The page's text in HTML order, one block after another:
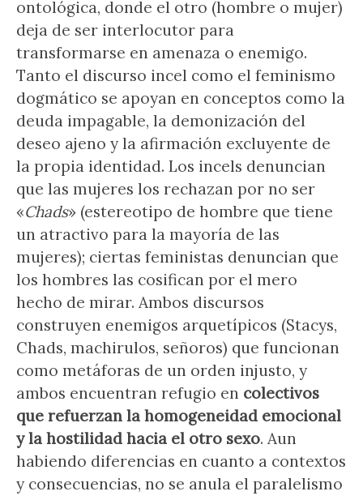
ontológica, donde el otro (hombre o mujer)
deja de ser interlocutor para
transformarse en amenaza o enemigo.
Tanto el discurso incel como el feminismo
dogmático se apoyan en conceptos como la
deuda impagable, la demonización del
deseo ajeno y la afirmación excluyente de
la propia identidad. Los incels denuncian
que las mujeres los rechazan por no ser
«Chads» (estereotipo de hombre que tiene
un atractivo para la mayoría de las
mujeres); ciertas feministas denuncian que
los hombres las cosifican por el mero
hecho de mirar. Ambos discursos
construyen enemigos arquetípicos (Stacys,
Chads, machirulos, señoros) que funcionan
como metáforas de un orden injusto, y
ambos encuentran refugio en colectivos
que refuerzan la homogeneidad emocional
y la hostilidad hacia el otro sexo. Aun
habiendo diferencias en cuanto a contextos
y consecuencias, no se anula el paralelismo